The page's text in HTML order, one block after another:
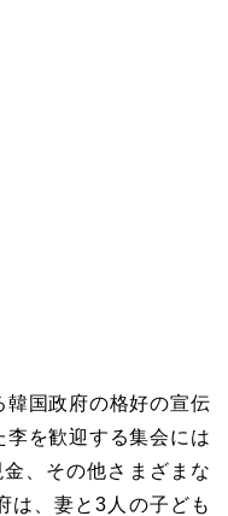
韓国政府の格好の宣伝
を歓迎する集会には
、その他さまざまな
は、妻と3人の子ども